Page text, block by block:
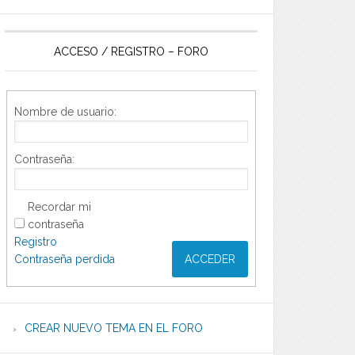
ACCESO / REGISTRO – FORO
Nombre de usuario:
Contraseña:
Recordar mi
contraseña
ACCEDER
Registro
Contraseña perdida
CREAR NUEVO TEMA EN EL FORO